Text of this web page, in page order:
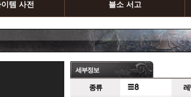
템 사전 블소 서고
세부정보
종류 레